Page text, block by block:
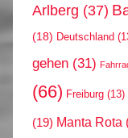
Arlberg (37)
(18) Deutschland
gehen (31)
(66) Freiburg (13)
(19) Manta Rota